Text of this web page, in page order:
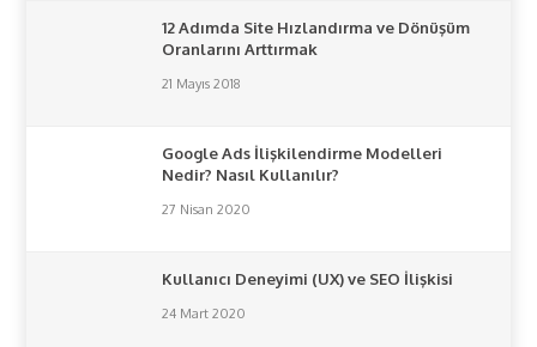
12 Adımda Site Hızlandırma ve Dönüşüm
Oranlarını Arttırmak
21 Mayıs 2018
Google Ads İlişkilendirme Modelleri
Nedir? Nasıl Kullanılır?
27 Nisan 2020
Kullanıcı Deneyimi (UX) ve SEO İlişkisi
24 Mart 2020